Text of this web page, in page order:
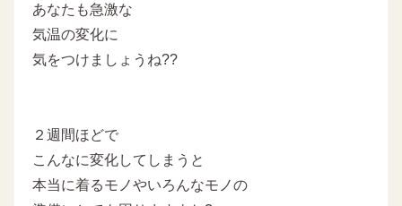
あなたも急激な
気温の変化に
気をつけましょうね??
２週間ほどで
こんなに変化してしまうと
本当に着るモノやいろんなモノの